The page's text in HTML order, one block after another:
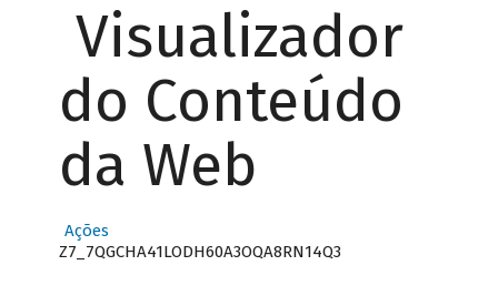
Visualizador
do Conteúdo
da Web
Ações
Z7_7QGCHA41LODH60A3OQA8RN14Q3